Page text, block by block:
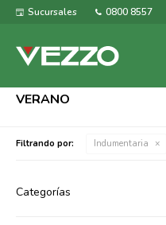
Sucursales 0800 8557
VERANO
Filtrando por: Indumentaria
Categorías